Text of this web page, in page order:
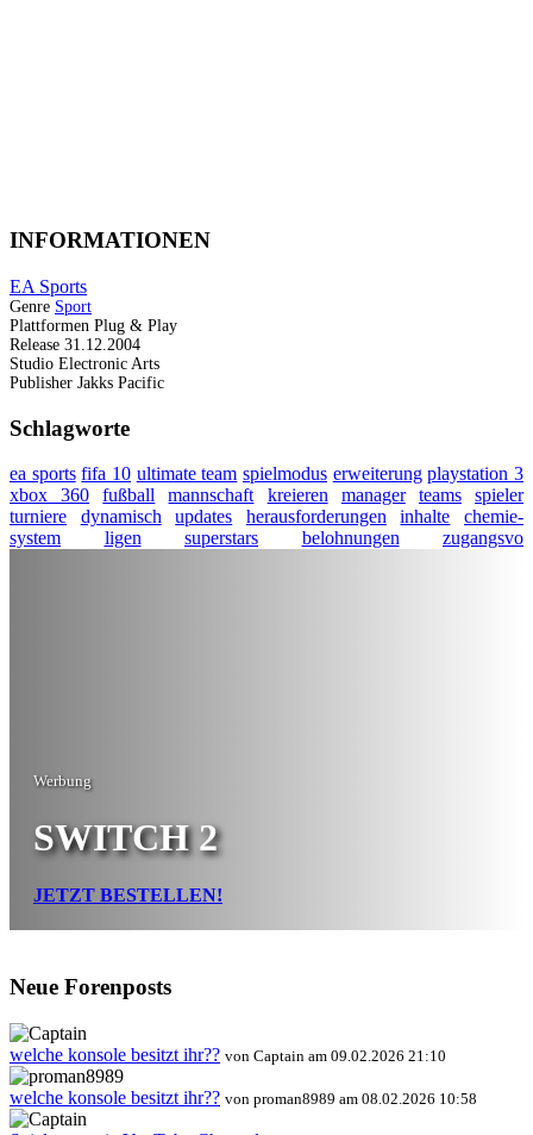
INFORMATIONEN
EA Sports
Genre Sport
Plattformen Plug & Play
Release 31.12.2004
Studio Electronic Arts
Publisher Jakks Pacific
Schlagworte
ea sports fifa 10 ultimate team spielmodus erweiterung playstation 3
xbox 360
fußball mannschaft kreieren manager teams
spieler
turniere
dynamisch updates herausforderungen inhalte
chemie-
system
ligen superstars belohnungen zugangsvo
Werbung
SWITCH 2
JETZT BESTELLEN!
Neue Forenposts
welche konsole besitzt ihr?? von Captain am 09.02.2026 21:10
welche konsole besitzt ihr?? von proman8989 am 08.02.2026 10:58